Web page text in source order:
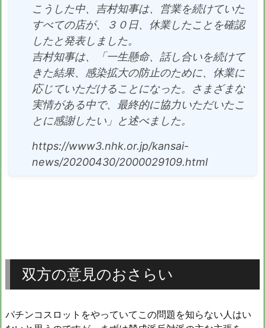
こうした中、吉村知事は、営業を続けていた
すべての店が、３０日、休業したことを確認
したと発表しました。
吉村知事は、「一生懸命、話し合いを続けて
きた結果、感染拡大の防止のために、休業に
応じていただけることになった。さまざまな
実情がある中で、最終的に協力いただいたこ
とに感謝したい」と述べました。
https://www3.nhk.or.jp/kansai-
news/20200430/2000029109.html
双方の意見のおさらい
パチンコスロットをやっていてこの問題を知らない人はい